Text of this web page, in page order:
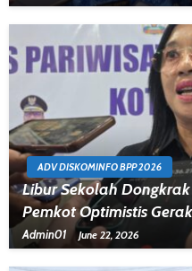
ADV DISKOMINFO BPP 2026
Libur Sekolah
Pemkot Optimistis
Admin01 June 22, 2026